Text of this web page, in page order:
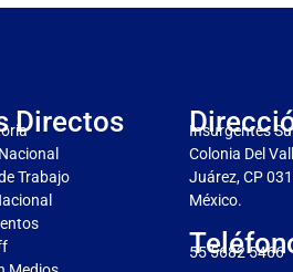
Directos
Trabajo
Insurgentes
Colonia Del
Juárez, CP
México.
55 5682 5466